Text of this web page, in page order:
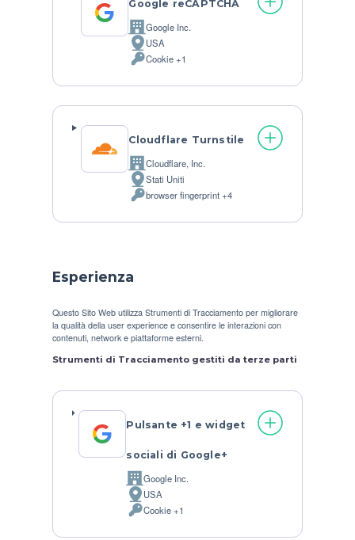
Google reCAPTCHA
Azienda:Google Inc.
Luogo
del
USA
Dati
trattati:
Cookie +1
Cloudflare Turnstile
Azienda:Cloudflare, Inc.
Luogo
del
Stati Uniti
Dati
trattati:
browser fingerprint +4
Esperienza
Questo Sito Web utilizza Strumenti di Tracciamento per migliorare
la qualità della user experience e consentire le interazioni con
contenuti, network e piattaforme esterni.
Strumenti di Tracciamento gestiti da terze parti
Pulsante +1 e widget
sociali di Google+
Azienda:Google Inc.
Luogo
del
USA
DatiCookie +1